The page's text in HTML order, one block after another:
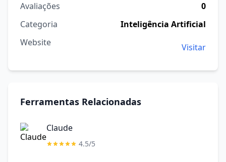
Avaliações
0
Categoria
Inteligência Artificial
Website
Visitar
Ferramentas Relacionadas
Claude
4.5/5